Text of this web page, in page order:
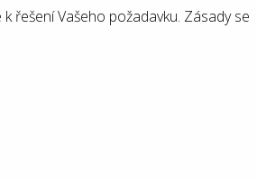
řešení Vašeho požadavku. Zásady se